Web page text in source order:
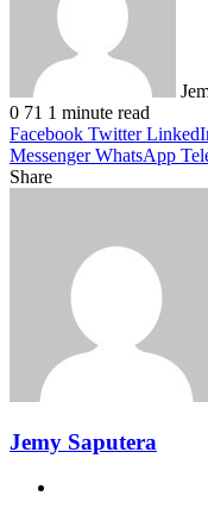
0 71 1 minute read
Facebook Twitter
Messenger WhatsApp
Share
Jemy Saputera